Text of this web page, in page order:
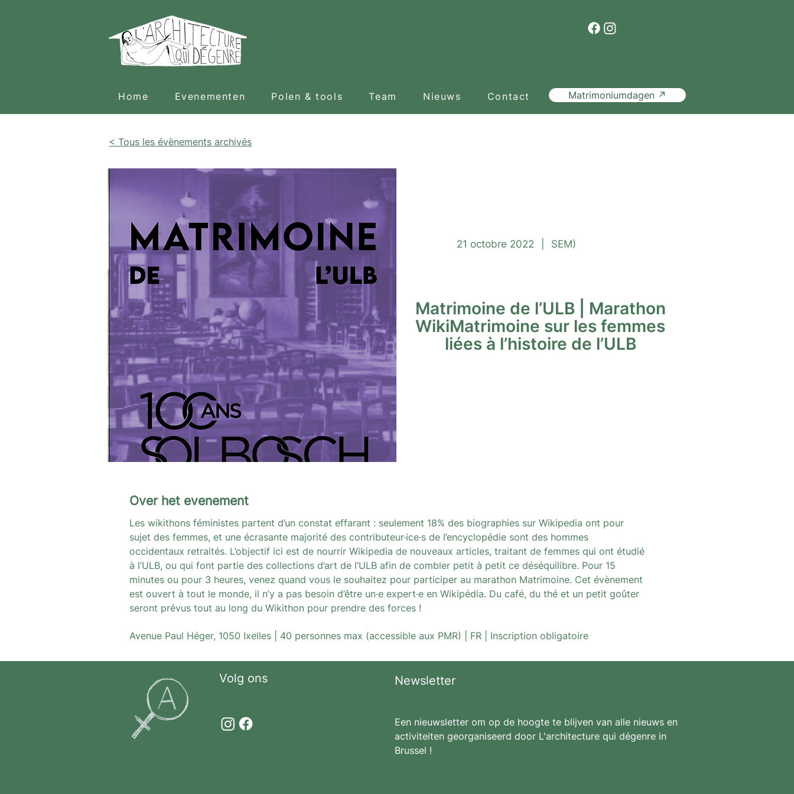
Home Evenementen Polen & tools Team Nieuws Contact Matrimoniumdagen ↗
< Tous les évènements archivés
21 octobre 2022 SEM)
Matrimoine de l’ULB | Marathon
WikiMatrimoine sur les femmes
liées à l’histoire de l’ULB
Over het evenement
Les wikithons féministes partent d’un constat effarant : seulement 18% des biographies sur Wikipedia ont pour
sujet des femmes, et une écrasante majorité des contributeur·ice·s de l’encyclopédie sont des hommes
occidentaux retraités. L’objectif ici est de nourrir Wikipedia de nouveaux articles, traitant de femmes qui ont étudié
à l’ULB, ou qui font partie des collections d’art de l’ULB afin de combler petit à petit ce déséquilibre. Pour 15
minutes ou pour 3 heures, venez quand vous le souhaitez pour participer au marathon Matrimoine. Cet évènement
est ouvert à tout le monde, il n’y a pas besoin d’être un·e expert·e en Wikipédia. Du café, du thé et un petit goûter
seront prévus tout au long du Wikithon pour prendre des forces !
Avenue Paul Héger, 1050 Ixelles | 40 personnes max (accessible aux PMR) | FR | Inscription obligatoire
Volg ons Newsletter
Een nieuwsletter om op de hoogte te blijven van alle nieuws en
activiteiten georganiseerd door L'architecture qui dégenre in
Brussel !